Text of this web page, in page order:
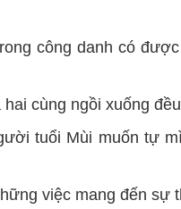
công danh có
cùng ngồi xuống
tuổi Mùi muốn tự
việc mang đến sự